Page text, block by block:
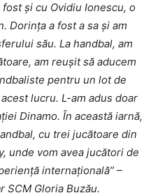
şi cu Ovidiu Ionescu, o
Dorinţa a fost a sa şi am
său. La handbal, am
am reuşit să aducem
pentru un lot de
lucru. L-am adus doar
Dinamo. În această iarnă,
cu trei jucătoare din
unde vom avea jucători de
internaţională” –
SCM Gloria Buzău.